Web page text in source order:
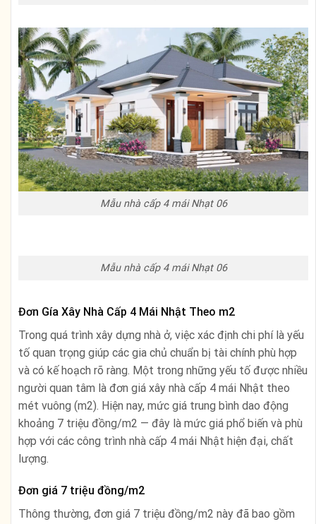
Mẫu nhà cấp 4 mái Nhạt 06
Mẫu nhà cấp 4 mái Nhạt 06
Đơn Gía Xây Nhà Cấp 4 Mái Nhật Theo m2
Trong quá trình xây dựng nhà ở, việc xác định chi phí là yếu
tố quan trọng giúp các gia chủ chuẩn bị tài chính phù hợp
và có kế hoạch rõ ràng. Một trong những yếu tố được nhiều
người quan tâm là đơn giá xây nhà cấp 4 mái Nhật theo
mét vuông (m2). Hiện nay, mức giá trung bình dao động
khoảng 7 triệu đồng/m2 — đây là mức giá phổ biến và phù
hợp với các công trình nhà cấp 4 mái Nhật hiện đại, chất
lượng.
Đơn giá 7 triệu đồng/m2
Thông thường, đơn giá 7 triệu đồng/m2 này đã bao gồm